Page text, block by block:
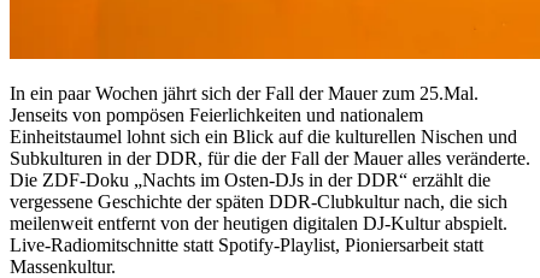
In ein paar Wochen jährt sich der Fall der Mauer zum 25.Mal.
Jenseits von pompösen Feierlichkeiten und nationalem
Einheitstaumel lohnt sich ein Blick auf die kulturellen Nischen und
Subkulturen in der DDR, für die der Fall der Mauer alles veränderte.
Die ZDF-Doku „Nachts im Osten-DJs in der DDR“ erzählt die
vergessene Geschichte der späten DDR-Clubkultur nach, die sich
meilenweit entfernt von der heutigen digitalen DJ-Kultur abspielt.
Live-Radiomitschnitte statt Spotify-Playlist, Pioniersarbeit statt
Massenkultur.